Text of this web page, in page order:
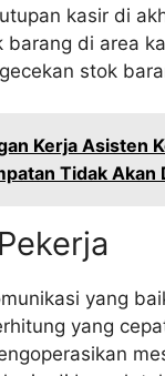
kasir di
barang di area
stok
Kerja Asisten
Tidak Akan
yang
yang